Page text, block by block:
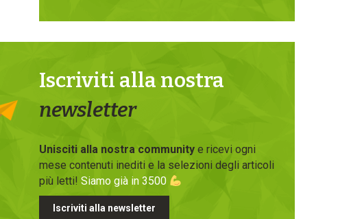
Iscriviti alla nostra
newsletter
Unisciti alla nostra communitye ricevi ogni
mese contenuti inediti e la selezioni degli articoli
più letti! Siamo già in 3500
Iscriviti alla newsletter